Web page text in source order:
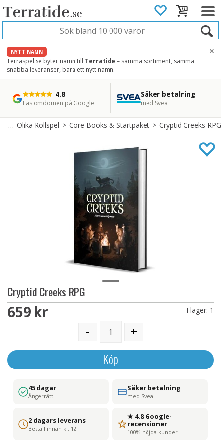
NYTT NAMN
Terraspel.se byter namn till Terratide – samma sortiment, samma
snabba leveranser, bara ett nytt namn.
×
4.8
Läs omdömen på Google
Säker betalning
med Svea
Snabb leverans
Direkt från lager
45 dagars ångerrätt
Enkel retur
>Olika Rollspel>Core Books & Startpaket>Cryptid Creeks RPG
Cryptid Creeks RPG
659 SEK I lager: 1
- +
Köp
45 dagar
Ångerrätt
Säker betalning
med Svea
2 dagars leverans
Beställ innan kl. 12
★ 4.8 Google-
recensioner
100% nöjda kunder